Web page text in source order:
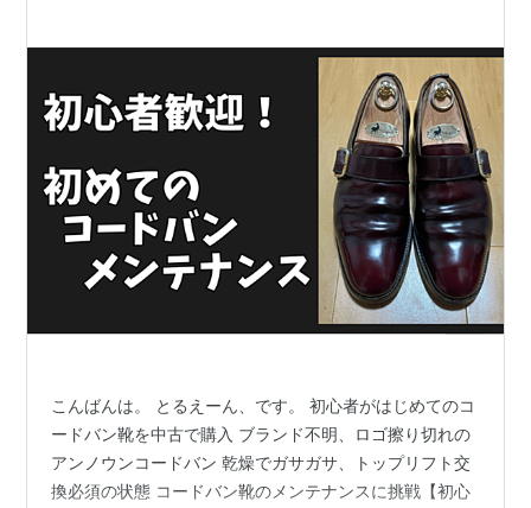
こんばんは。 とるえーん、です。 初心者がはじめてのコ
ードバン靴を中古で購入 ブランド不明、ロゴ擦り切れの
アンノウンコードバン 乾燥でガサガサ、トップリフト交
換必須の状態 コードバン靴のメンテナンスに挑戦【初心